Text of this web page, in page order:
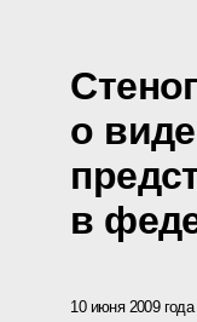
о
в
10 июня 2009 года